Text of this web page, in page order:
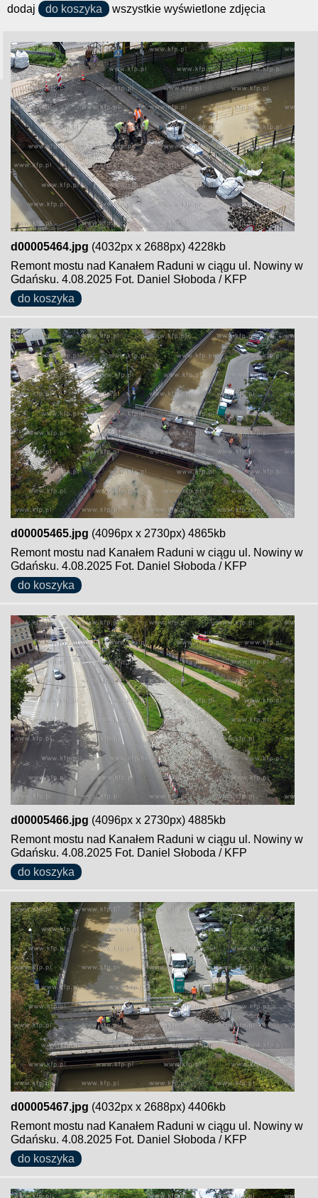
dodaj
do koszyka wszystkie wyświetlone zdjęcia
d00005464.jpg (4032px x 2688px) 4228kb
Remont mostu nad Kanałem Raduni w ciągu ul. Nowiny w
Gdańsku. 4.08.2025 Fot. Daniel Słoboda / KFP
do koszyka
d00005465.jpg (4096px x 2730px) 4865kb
Remont mostu nad Kanałem Raduni w ciągu ul. Nowiny w
Gdańsku. 4.08.2025 Fot. Daniel Słoboda / KFP
do koszyka
d00005466.jpg (4096px x 2730px) 4885kb
Remont mostu nad Kanałem Raduni w ciągu ul. Nowiny w
Gdańsku. 4.08.2025 Fot. Daniel Słoboda / KFP
do koszyka
d00005467.jpg (4032px x 2688px) 4406kb
Remont mostu nad Kanałem Raduni w ciągu ul. Nowiny w
Gdańsku. 4.08.2025 Fot. Daniel Słoboda / KFP
do koszyka